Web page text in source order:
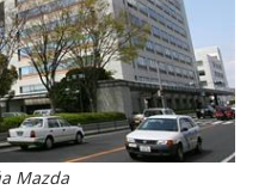
Mazda